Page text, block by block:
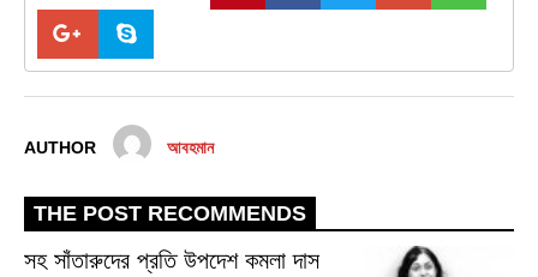
AUTHOR আবহমান
THE POST RECOMMENDS
সহ সাঁতারুদের প্রতি উপদেশ কমলা দাস